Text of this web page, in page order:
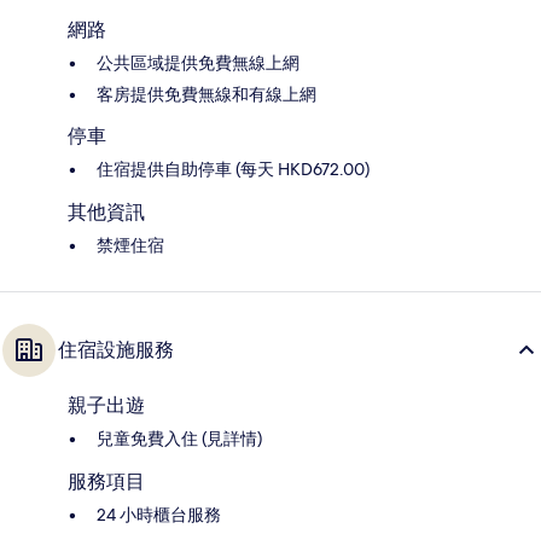
網路
公共區域提供免費無線上網
客房提供免費無線和有線上網
停車
住宿提供自助停車 (每天 HKD672.00)
其他資訊
禁煙住宿
住宿設施服務
親子出遊
兒童免費入住 (見詳情)
服務項目
24 小時櫃台服務